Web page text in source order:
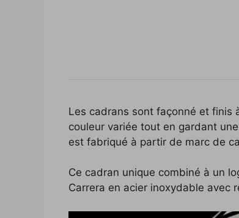
Les cadrans sont façonné et finis
couleur variée tout en gardant
est fabriqué à partir de marc de
Ce cadran unique combiné à un
Carrera en acier inoxydable avec